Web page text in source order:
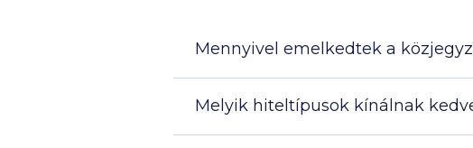
Mennyivel emelkedtek a
Melyik hiteltípusok kínálnak